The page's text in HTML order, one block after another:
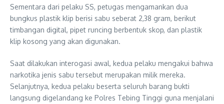
Sementara dari pelaku SS, petugas mengamankan dua
bungkus plastik klip berisi sabu seberat 2,38 gram, berikut
timbangan digital, pipet runcing berbentuk skop, dan plastik
klip kosong yang akan digunakan.
Saat dilakukan interogasi awal, kedua pelaku mengakui bahwa
narkotika jenis sabu tersebut merupakan milik mereka.
Selanjutnya, kedua pelaku beserta seluruh barang bukti
langsung digelandang ke Polres Tebing Tinggi guna menjalani